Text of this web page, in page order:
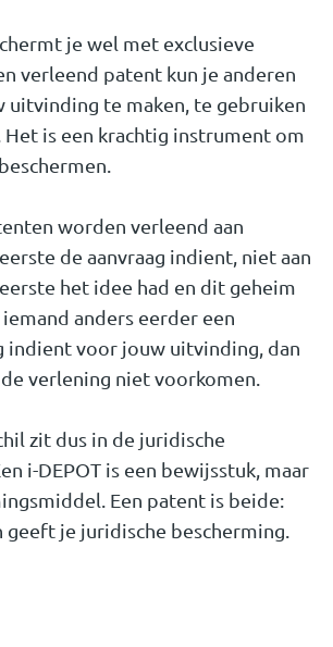
je wel met exclusieve
verleend patent kun je anderen
uitvinding te maken, te gebruiken
is een krachtig instrument om
worden verleend aan
de aanvraag indient, niet aan
het idee had en dit geheim
anders eerder een
indient voor jouw uitvinding, dan
de verlening niet voorkomen.
zit dus in de juridische
i-DEPOT is een bewijsstuk, maar
Een patent is beide:
geeft je juridische bescherming.